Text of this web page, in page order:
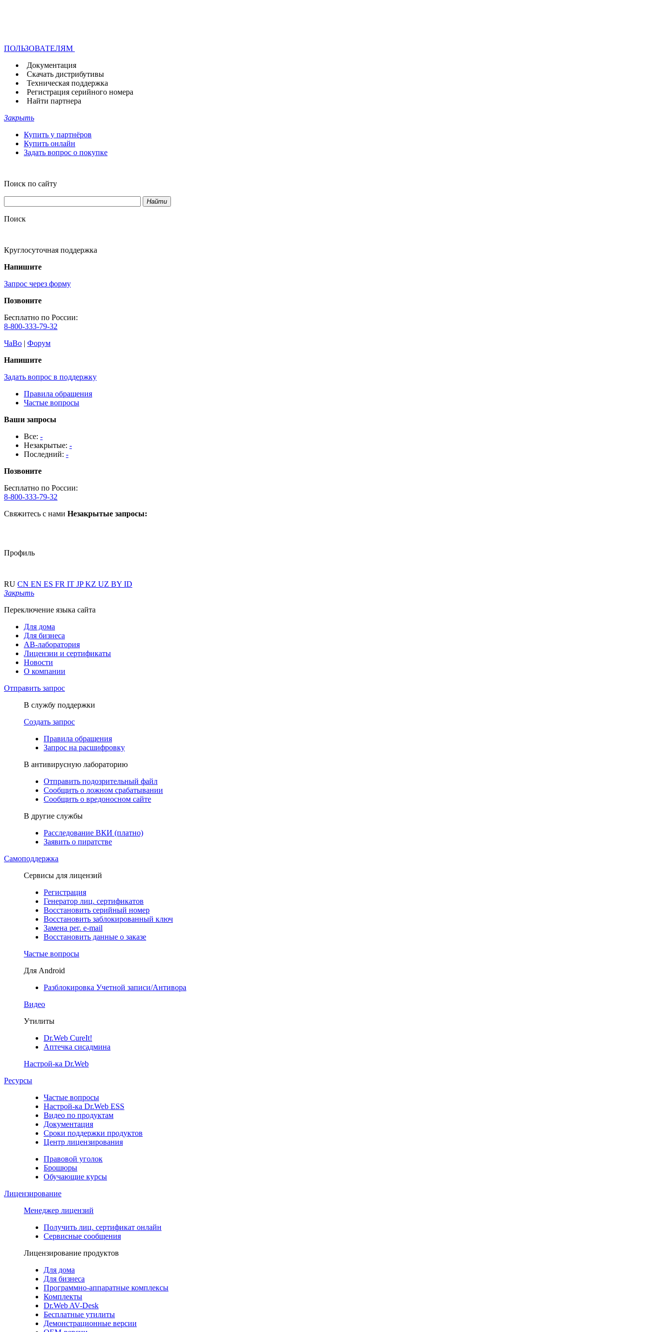
ПОЛЬЗОВАТЕЛЯМ
Документация
Скачать дистрибутивы
Техническая поддержка
Регистрация серийного номера
Найти партнера
Закрыть
Купить у партнёров
Купить онлайн
Задать вопрос о покупке
Поиск по сайту
Найти
Поиск
Круглосуточная поддержка
Напишите
Запрос через форму
Позвоните
Бесплатно по России:
8-800-333-79-32
ЧаВо | Форум
Напишите
Задать вопрос в поддержку
Правила обращения
Частые вопросы
Ваши запросы
Все: -
Незакрытые: -
Последний: -
Позвоните
Бесплатно по России:
8-800-333-79-32
Свяжитесь с нами Незакрытые запросы:
Профиль
RU CN EN ES FR IT JPKZ UZ BY ID
Закрыть
Переключение языка сайта
Для дома
Для бизнеса
АВ-лаборатория
Лицензии и сертификаты
Новости
О компании
Отправить запрос
В службу поддержки
Создать запрос
Правила обращения
Запрос на расшифровку
В антивирусную лабораторию
Отправить подозрительный файл
Сообщить о ложном срабатывании
Сообщить о вредоносном сайте
В другие службы
Расследование ВКИ (платно)
Заявить о пиратстве
Самоподдержка
Сервисы для лицензий
Регистрация
Генератор лиц. сертификатов
Восстановить серийный номер
Восстановить заблокированный ключ
Замена рег. e-mail
Восстановить данные о заказе
Частые вопросы
Для Android
Разблокировка Учетной записи/Антивора
Видео
Утилиты
Dr.Web CureIt!
Аптечка сисадмина
Настрой-ка Dr.Web
Ресурсы
Частые вопросы
Настрой-ка Dr.Web ESS
Видео по продуктам
Документация
Сроки поддержки продуктов
Центр лицензирования
Правовой уголок
Брошюры
Обучающие курсы
Лицензирование
Менеджер лицензий
Получить лиц. сертификат онлайн
Сервисные сообщения
Лицензирование продуктов
Для дома
Для бизнеса
Программно-аппаратные комплексы
Комплекты
Dr.Web AV-Desk
Бесплатные утилиты
Демонстрационные версии